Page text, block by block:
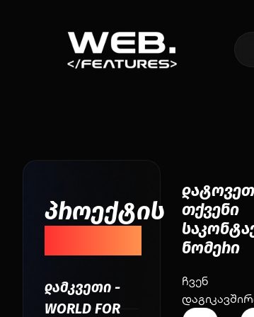
პროექტის
დამკვეთი -
WORLD FOR
დატოვეთ
თქვენი
ნომერი
ჩვენ